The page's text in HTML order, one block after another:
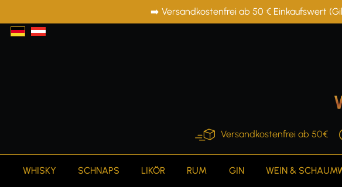
Zur Hauptnavigation springen➡️ Versandkostenfrei ab 50 € Einkaufswert
Versandkostenfrei ab 50€
WHISKY SCHNAPS LIKÖR RUM GIN WEIN &